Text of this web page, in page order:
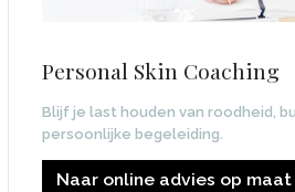
Personal Skin Coaching
Blijf je last houden van roodheid,
persoonlijke begeleiding.
Naar online advies op maat